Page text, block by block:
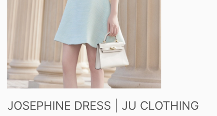
JOSEPHINE DRESS | JU CLOTHING